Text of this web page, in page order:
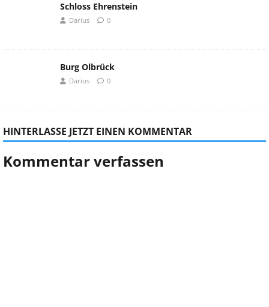
Schloss Ehrenstein
Darius 0
Burg Olbrück
Darius 0
HINTERLASSE JETZT EINEN KOMMENTAR
Kommentar verfassen